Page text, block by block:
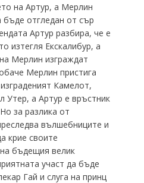
на Артур, а Мерлин
отгледан от сър
Артур разбира, че е
изтегля Екскалибур, а
Мерлин изграждат
Мерлин пристига
Камелот,
Утер, а Артур е връстник
за разлика от
вълшебниците и
крие своите
бъдещия велик
участ да бъде
Гай и слуга на принц